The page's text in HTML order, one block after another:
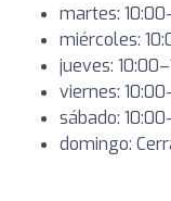
martes:
miércoles:
jueves:
viernes:
sábado:
domingo: